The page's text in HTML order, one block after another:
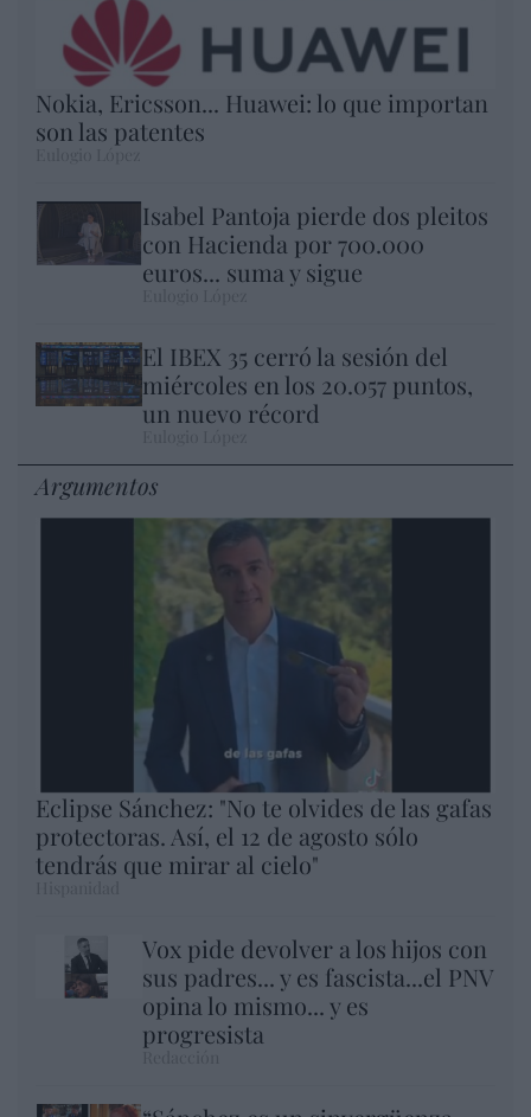
Nokia, Ericsson... Huawei: lo que importan
son las patentes
Isabel Pantoja pierde dos pleitos
con Hacienda por 700.000
euros... suma y sigue
El IBEX 35 cerró la sesión del
miércoles en los 20.057 puntos,
un nuevo récord
Argumentos
Eclipse Sánchez: "No te olvides de las gafas
protectoras. Así, el 12 de agosto sólo
tendrás que mirar al cielo"
Vox pide devolver a los hijos con
sus padres... y es fascista...el PNV
opina lo mismo... y es
progresista